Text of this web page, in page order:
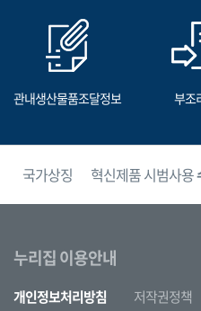
관내생산물품조달정보 부조
국가상징 혁신제품 시범사용
누리집 이용안내
개인정보처리방침 저작권정책